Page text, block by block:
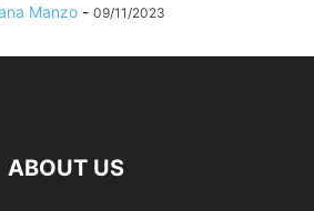
Manzo - 09/11/2023
ABOUT US